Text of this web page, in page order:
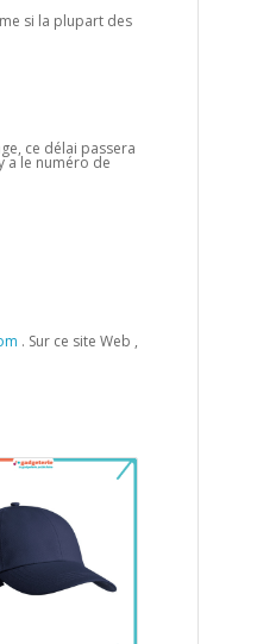
si la plupart des
ce délai passera
a le numéro de
. Sur ce site Web ,